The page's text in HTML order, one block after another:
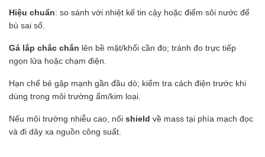
Hiệu chuẩn: so sánh với nhiệt kế tin cậy hoặc điểm sôi nước để
bù sai số.
Gá lắp chắc chắn lên bề mặt/khối cần đo; tránh đo trực tiếp
ngọn lửa hoặc chạm điện.
Hạn chế bẻ gập mạnh gần đầu dò; kiểm tra cách điện trước khi
dùng trong môi trường ẩm/kim loại.
Nếu môi trường nhiễu cao, nối shield về mass tại phía mạch đọc
và đi dây xa nguồn công suất.